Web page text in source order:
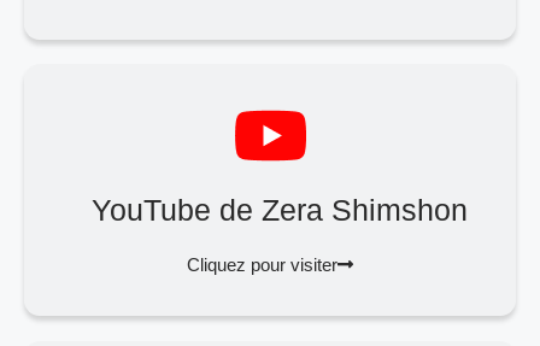
YouTube de Zera Shimshon
Cliquez pour visiter